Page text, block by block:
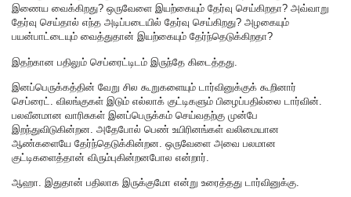
இணைய வைக்கிறது? ஒருவேளை இயற்கையும் தேர்வு செய்கிறதா? அவ்வாறு
தேர்வு செய்தால் எந்த அடிப்படையில் தேர்வு செய்கிறது? அழகையும்
பயன்பாட்டையும் வைத்துதான் இயற்கையும் தேர்ந்தெடுக்கிறதா?
இதற்கான பதிலும் செப்ரைட்டிடம் இருந்தே கிடைத்தது.
இனப்பெருக்கத்தின் வேறு சில கூறுகளையும் டார்வினுக்குக் கூறினார்
செப்ரைட். விலங்குகள் இடும் எல்லாக் குட்டிகளும் பிழைப்பதில்லை டார்வின்.
பலவீனமான வாரிசுகள் இனப்பெருக்கம் செய்வதற்கு முன்பே
இறந்துவிடுகின்றன. அதேபோல் பெண் உயிரினங்கள் வலிமையான
ஆண்களையே தேர்ந்தெடுக்கின்றன. ஒருவேளை அவை பலமான
குட்டிகளைத்தான் விரும்புகின்றனபோல என்றார்.
ஆஹா. இதுதான் பதிலாக இருக்குமோ என்று உரைத்தது டார்வினுக்கு.